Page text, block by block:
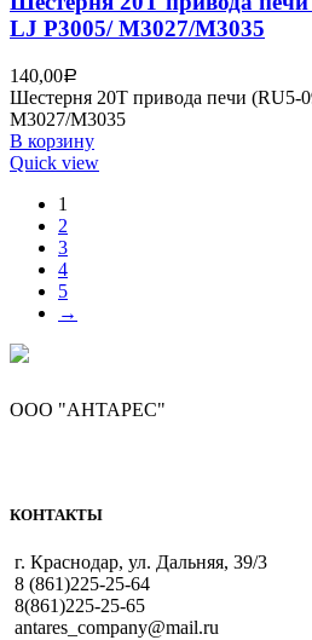
LJ P3005/ M3027/M3035
140,00Р
Шестерня 20T привода печи (RU5-
M3027/M3035
В корзину
Quick view
1
2
3
4
5
→
ООО "АНТАРЕС"
КОНТАКТЫ
г. Краснодар, ул. Дальняя, 39/3
8 (861)225-25-64
8(861)225-25-65
antares_company@mail.ru